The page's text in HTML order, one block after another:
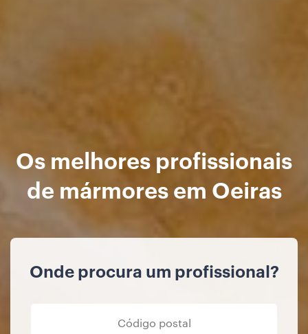
Os melhores profissionais
de mármores em Oeiras
Onde procura um profissional?